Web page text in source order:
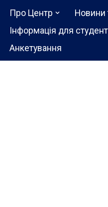
Про Центр Новини
Інформація для
Анкетування